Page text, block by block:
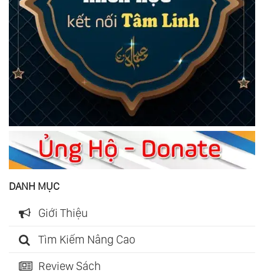
DANH MỤC
Giới Thiệu
Tìm Kiếm Nâng Cao
Review Sách